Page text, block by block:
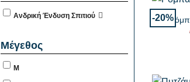
Ανδρική Ένδυση Σπιτιού
Μέγεθος
M
-20%